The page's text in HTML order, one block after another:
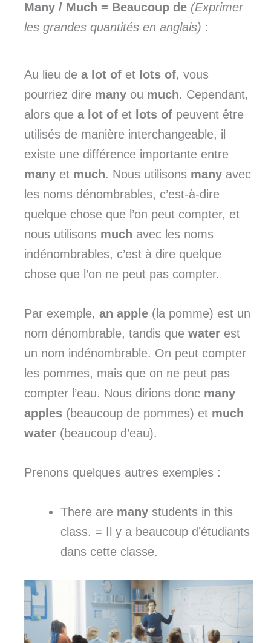
Many / Much = Beaucoup de (Exprimer
les grandes quantités en anglais) :
Au lieu de a lot of et lots of, vous
pourriez dire many ou much. Cependant,
alors que a lot of et lots of peuvent être
utilisés de manière interchangeable, il
existe une différence importante entre
many et much. Nous utilisons many avec
les noms dénombrables, c’est-à-dire
quelque chose que l’on peut compter, et
nous utilisons much avec les noms
indénombrables, c’est à dire quelque
chose que l’on ne peut pas compter.
Par exemple, an apple (la pomme) est un
nom dénombrable, tandis que water est
un nom indénombrable. On peut compter
les pommes, mais que on ne peut pas
compter l’eau. Nous dirions donc many
apples (beaucoup de pommes) et much
water (beaucoup d’eau).
Prenons quelques autres exemples :
There are many students in this
class. = Il y a beaucoup d’étudiants
dans cette classe.